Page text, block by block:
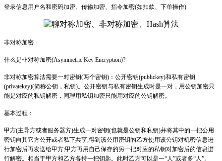
登录信息用户名和密码加密、传输加密、指令加密(如扣款、下单操作)
非对称加密
什么是非对称加密(Asymmetric Key Encryption)?
非对称加密算法需要一对密钥(两个密钥)：公开密钥(publickey)和私有密钥
(privatekey)(简称公钥，私钥)。公开密钥与私有密钥生成时是一对，用公钥加密只
能是对应的私钥解密，同理用私钥加密只能用对应的公钥解密。
基本过程：
甲方(主导方或者服务器方)生成一对密钥(也就是公钥和私钥)并将其中的一把公用
密钥向其它方公开或者私下共享;得到该公用密钥的乙方使用该公钥对机密信息进
行加密后再发送给甲方;甲方再用自己保存的另一把对应的私钥对加密后的信息进
行解密。相当于甲方和乙方各持一把钥匙。此时乙方可以是一“人”或者多“人”。